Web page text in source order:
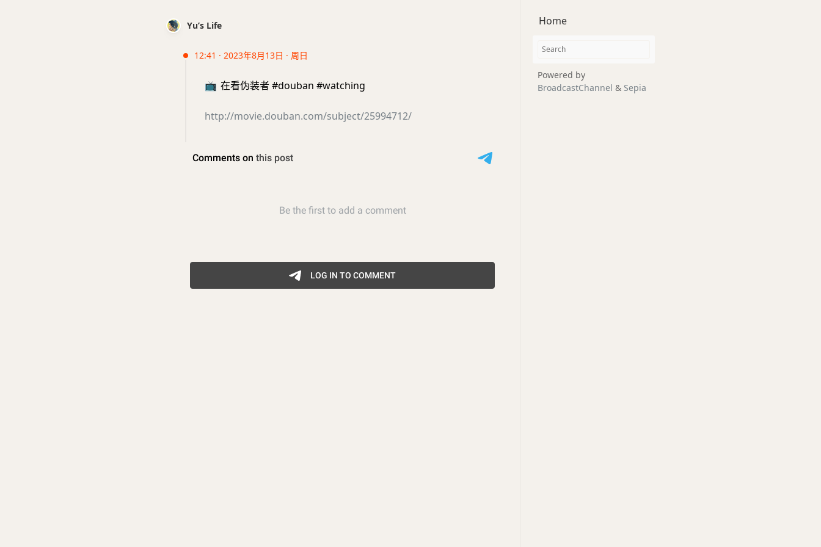
Yu’s Life
12:41 · 2023年8月13日 · 周日
📺 在看伪装者 #douban #watching
http://movie.douban.com/subject/25994712/
Home
Powered by
BroadcastChannel & Sepia